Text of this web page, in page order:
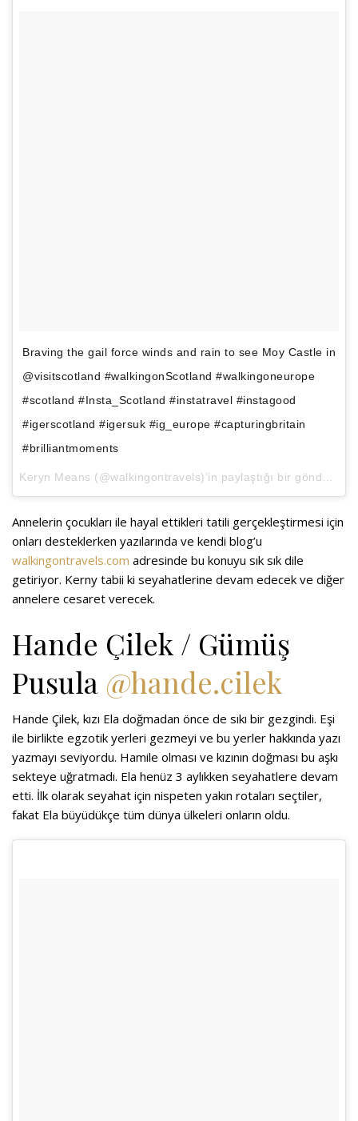
Braving the gail force winds and rain to see Moy Castle in
@visitscotland #walkingonScotland #walkingoneurope
#scotland #Insta_Scotland #instatravel #instagood
#igerscotland #igersuk #ig_europe #capturingbritain
#brilliantmoments
Keryn Means (@walkingontravels)’in paylaştığı bir gönderi (
Annelerin çocukları ile hayal ettikleri tatili gerçekleştirmesi için
onları desteklerken yazılarında ve kendi blog’u
walkingontravels.com adresinde bu konuyu sık sık dile
getiriyor. Kerny tabii ki seyahatlerine devam edecek ve diğer
annelere cesaret verecek.
Hande Çilek / Gümüş
Pusula @hande.cilek
Hande Çilek, kızı Ela doğmadan önce de sıkı bir gezgindi. Eşi
ile birlikte egzotik yerleri gezmeyi ve bu yerler hakkında yazı
yazmayı seviyordu. Hamile olması ve kızının doğması bu aşkı
sekteye uğratmadı. Ela henüz 3 aylıkken seyahatlere devam
etti. İlk olarak seyahat için nispeten yakın rotaları seçtiler,
fakat Ela büyüdükçe tüm dünya ülkeleri onların oldu.